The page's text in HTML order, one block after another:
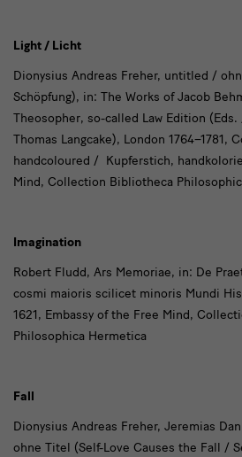
Light / Licht
Dionysius Andreas Freher, untitled /
Schöpfung), in: The Works of Jacob
Theosopher, so-called Law Edition (Eds.
Thomas Langcake), London 1764–1781,
handcoloured / Kupferstich,
Mind, Collection Bibliotheca
Imagination
Robert Fludd, Ars Memoriae, in: De
cosmi maioris scilicet minoris Mundi
1621, Embassy of the Free Mind,
Philosophica Hermetica
Fall
Dionysius Andreas Freher, Jeremias
ohne Titel (Self-Love Causes the Fall /